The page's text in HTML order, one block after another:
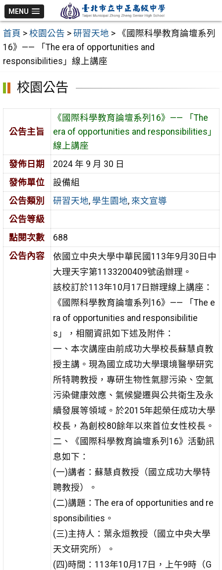
跳
至
主
要
內
MENU
首頁 > 校園公告 > 研習天地 >
《國際科學教育論壇系列
16》—— 「The era of opportunities and
responsibilities」線上講座
校園公告
公告主旨
《國際科學教育論壇系列16》—— 「The
era of opportunities and responsibilities」
線上講座
發佈日期
2024 年 9 月 30 日
發佈單位
設備組
公告類別
研習天地, 學生園地, 來文宣導
公告等級
點閱次數
688
公告內容
依國立中央大學中華民國113年9月30日中
大理天字第1133200409號函辦理。
該校訂於113年10月17日辦理線上講座：
《國際科學教育論壇系列16》—— 「The e
ra of opportunities and responsibilitie
s」，相關資訊如下述及附件：
一、本次講座由前成功大學校長蘇慧貞教
授主講。現為國立成功大學環境醫學研究
所特聘教授，專研生物性氣膠污染、空氣
污染健康效應、氣候變遷與公共衛生及永
續發展等領域。於2015年起榮任成功大學
校長，為創校80餘年以來首位女性校長。
二、《國際科學教育論壇系列16》活動訊
息如下：
(一)講者：蘇慧貞教授（國立成功大學特
聘教授）。
(二)講題：The era of opportunities and re
sponsibilities。
(三)主持人：葉永烜教授（國立中央大學
天文研究所）。
(四)時間：113年10月17日，上午9時（G